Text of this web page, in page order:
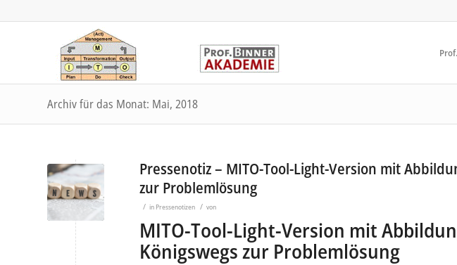
Archiv für das Monat: Mai, 2018
Pressenotiz – MITO-Tool-Light-Version mit
zur Problemlösung
/ in Pressenotizen / von
MITO-Tool-Light-Version mit
Königswegs zur Problemlösung